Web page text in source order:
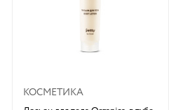
КОСМЕТИКА